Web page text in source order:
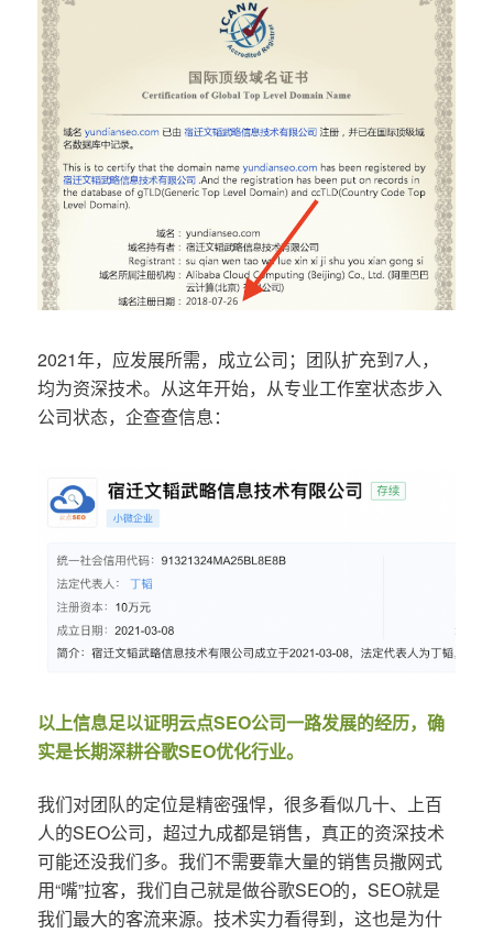
2021年，应发展所需，成立公司；团队扩充到7人，
均为资深技术。从这年开始，从专业工作室状态步入
公司状态，企查查信息：
以上信息足以证明云点SEO公司一路发展的经历，确
实是长期深耕谷歌SEO优化行业。
我们对团队的定位是精密强悍，很多看似几十、上百
人的SEO公司，超过九成都是销售，真正的资深技术
可能还没我们多。我们不需要靠大量的销售员撒网式
用“嘴”拉客，我们自己就是做谷歌SEO的，SEO就是
我们最大的客流来源。技术实力看得到，这也是为什